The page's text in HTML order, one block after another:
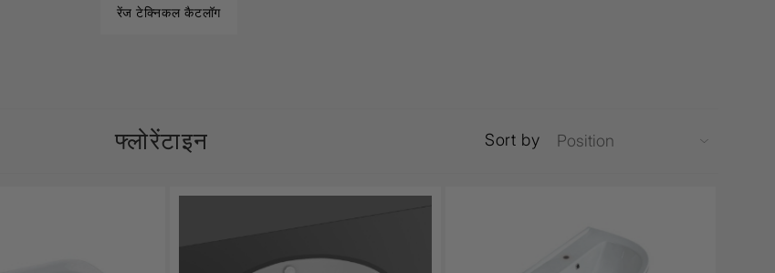
एल्यूर
Timbera
रेंज टेक्निकल कैटलॉग
फ्लोरेंटाइन Sort by